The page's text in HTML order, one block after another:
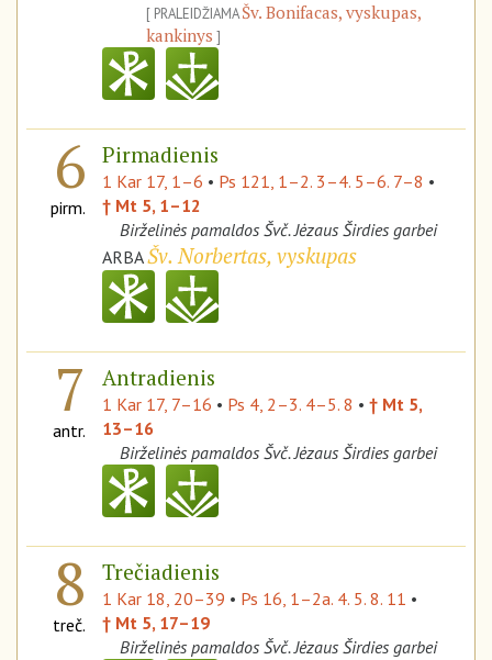
PRALEIDŽIAMAŠv. Bonifacas, vyskupas,
kankinys
6
pirm.
Pirmadienis
1 Kar 17, 1–6 • Ps 121, 1–2. 3–4. 5–6. 7–8 •
† Mt 5, 1–12
Birželinės pamaldos Švč. Jėzaus Širdies garbei
ARBAŠv. Norbertas, vyskupas
7
antr.
Antradienis
1 Kar 17, 7–16 • Ps 4, 2–3. 4–5. 8 • † Mt 5,
13–16
Birželinės pamaldos Švč. Jėzaus Širdies garbei
8
treč.
Trečiadienis
1 Kar 18, 20–39 • Ps 16, 1–2a. 4. 5. 8. 11 •
† Mt 5, 17–19
Birželinės pamaldos Švč. Jėzaus Širdies garbei